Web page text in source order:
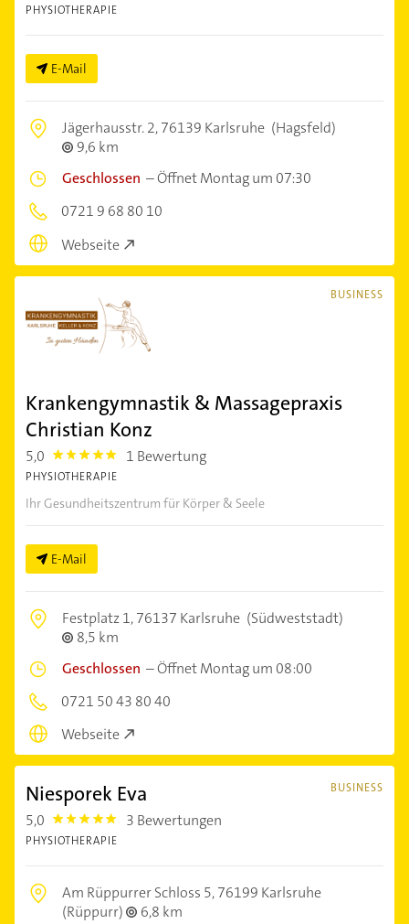
PHYSIOTHERAPIE
E-Mail
Jägerhausstr. 2,76139 Karlsruhe (Hagsfeld)
9,6 km
Geschlossen –Öffnet Montag um 07:30
0721 9 68 80 10
Webseite
BUSINESS
Krankengymnastik & Massagepraxis
Christian Konz
5,0 5.0 1 Bewertung
PHYSIOTHERAPIE
Ihr Gesundheitszentrum für Körper & Seele
E-Mail
Festplatz 1,76137 Karlsruhe (Südweststadt)
8,5 km
Geschlossen –Öffnet Montag um 08:00
0721 50 43 80 40
Webseite
BUSINESS
Niesporek Eva
5,0 5.0 3 Bewertungen
PHYSIOTHERAPIE
Am Rüppurrer Schloss 5,76199 Karlsruhe
(Rüppurr)
6,8 km